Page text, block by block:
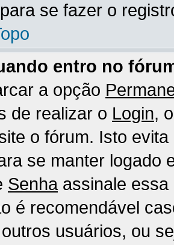
se fazer o
entro no
a opção
de realizar o Login,
o fórum. Isto
se manter
Senhaassinale essa
é recomendável
usuários, ou